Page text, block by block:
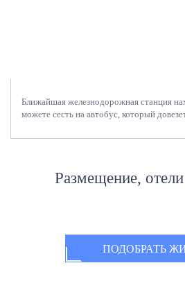
Ближайшая железнодорожная станция
можете сесть на автобус, который
Размещение, отели
ПОДОБРАТЬ